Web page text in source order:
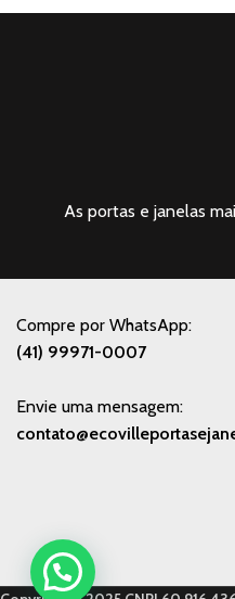
As portas e janelas
Compre por WhatsApp:
(41) 99971-0007
Envie uma mensagem: